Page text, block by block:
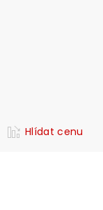
Hlídat cenu